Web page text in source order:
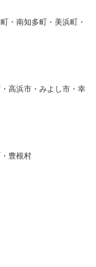
・南知多町・美浜町・
高浜市・みよし市・幸
豊根村